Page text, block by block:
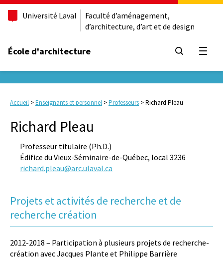
Université Laval
Faculté d’aménagement,
d’architecture, d’art et de design
École d'architecture
Accueil >Enseignants et personnel >Professeurs >Richard Pleau
Richard Pleau
Professeur titulaire (Ph.D.)
Édifice du Vieux-Séminaire-de-Québec, local 3236
richard.pleau@arc.ulaval.ca
Projets et activités de recherche et de
recherche création
2012-2018 – Participation à plusieurs projets de recherche-
création avec Jacques Plante et Philippe Barrière